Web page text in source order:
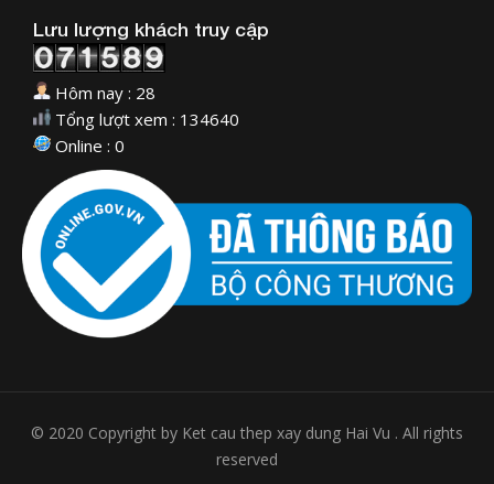
Lưu lượng khách truy cập
Hôm nay : 28
Tổng lượt xem : 134640
Online : 0
© 2020 Copyright by Ket cau thep xay dung Hai Vu . All rights
reserved